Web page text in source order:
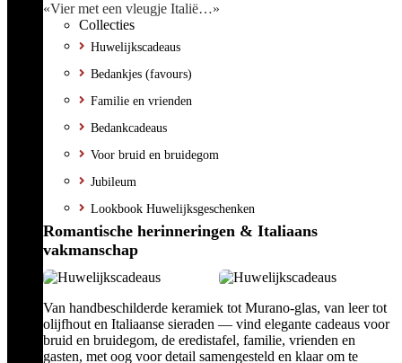
«Vier met een vleugje Italië…»
Collecties
Huwelijkscadeaus
Bedankjes (favours)
Familie en vrienden
Bedankcadeaus
Voor bruid en bruidegom
Jubileum
Lookbook Huwelijksgeschenken
Romantische herinneringen & Italiaans
vakmanschap
Van handbeschilderde keramiek tot Murano-glas, van leer tot
olijfhout en Italiaanse sieraden — vind elegante cadeaus voor
bruid en bruidegom, de eredistafel, familie, vrienden en
gasten, met oog voor detail samengesteld en klaar om te